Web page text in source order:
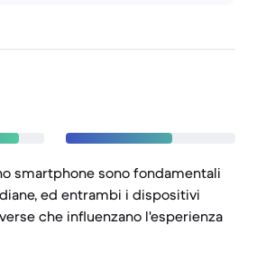
smartphone sono fondamentali
ed entrambi i dispositivi
che influenzano l'esperienza